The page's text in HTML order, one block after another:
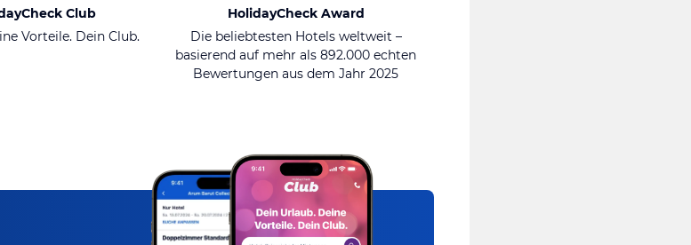
Club
Vorteile. Dein Club.
HolidayCheck Award
Die beliebtesten Hotels weltweit –
basierend auf mehr als 892.000 echten
Bewertungen aus dem Jahr 2025